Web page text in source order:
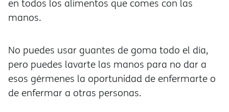
en todos los alimentos que comes con las
manos.
No puedes usar guantes de goma todo el día,
pero puedes lavarte las manos para no dar a
esos gérmenes la oportunidad de enfermarte o
de enfermar a otras personas.